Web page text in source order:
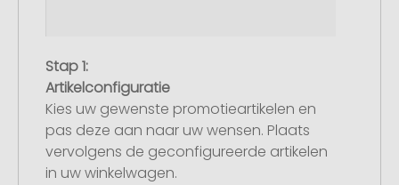
Stap 1:
Artikelconfiguratie
Kies uw gewenste promotieartikelen en
pas deze aan naar uw wensen. Plaats
vervolgens de geconfigureerde artikelen
in uw winkelwagen.